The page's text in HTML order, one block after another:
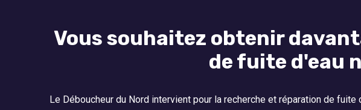
Vous souhaitez obtenir
de fuite d'eau
Le Déboucheur du Nord intervient pour la recherche et réparation de fuite